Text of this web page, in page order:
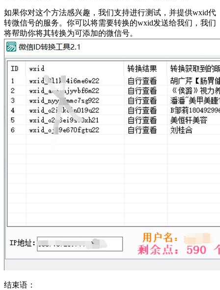
如果你对这个方法感兴趣，我们支持进行测试，并提供wxid代
转微信号的服务。你可以将需要转换的wxid发送给我们，我们
将帮助你将其转换为可添加的微信号。
结束语：